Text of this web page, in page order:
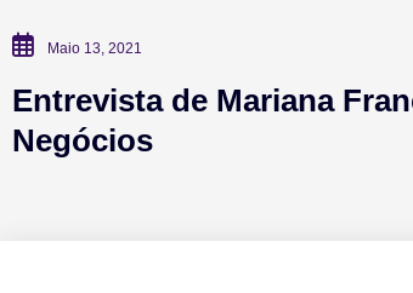
Maio 13, 2021
Entrevista de Mariana
Negócios